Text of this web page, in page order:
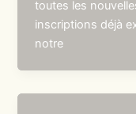
toutes les
inscriptions déjà
notre